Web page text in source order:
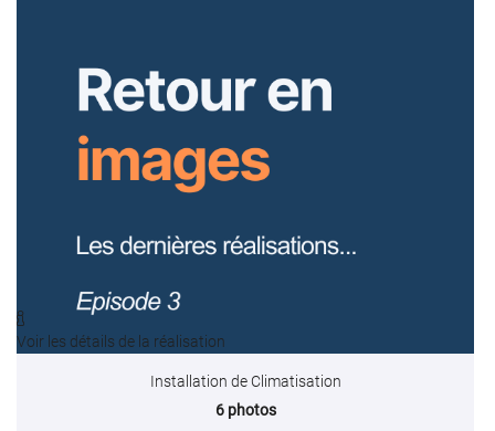

Voir les détails de la réalisation
Installation de Climatisation
6 photos